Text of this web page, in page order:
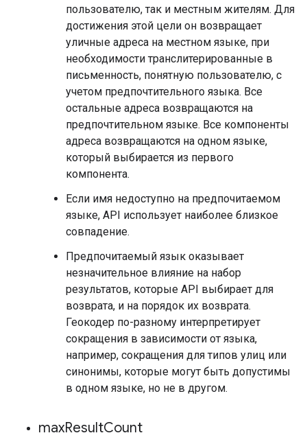
пользователю, так и местным жителям. Для
достижения этой цели он возвращает
уличные адреса на местном языке, при
необходимости транслитерированные в
письменность, понятную пользователю, с
учетом предпочтительного языка. Все
остальные адреса возвращаются на
предпочтительном языке. Все компоненты
адреса возвращаются на одном языке,
который выбирается из первого
компонента.
Если имя недоступно на предпочитаемом
языке, API использует наиболее близкое
совпадение.
Предпочитаемый язык оказывает
незначительное влияние на набор
результатов, которые API выбирает для
возврата, и на порядок их возврата.
Геокодер по-разному интерпретирует
сокращения в зависимости от языка,
например, сокращения для типов улиц или
синонимы, которые могут быть допустимы
в одном языке, но не в другом.
maxResultCount